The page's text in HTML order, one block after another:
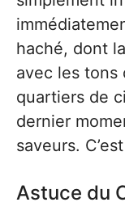
haché, dont
avec les tons
quartiers de
dernier
saveurs.
Astuce du